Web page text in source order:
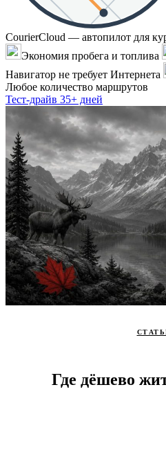
CourierCloud — автопилот для
Экономия пробега и топлива
Навигатор не требует Интернета
Любое количество маршрутов
Тест-драйв 35+ дней
Где дёшево